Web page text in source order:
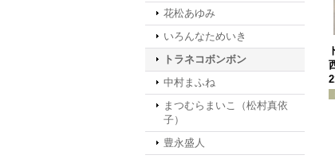
花松あゆみ
いろんなためいき
トラネコボンボン
中村まふね
まつむらまいこ（松村真依
子）
豊永盛人